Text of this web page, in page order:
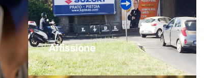
Affissione